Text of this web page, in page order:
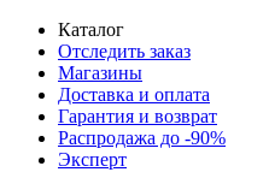
Каталог
Отследить заказ
Магазины
Доставка и оплата
Гарантия и возврат
Распродажа до -90%
Эксперт